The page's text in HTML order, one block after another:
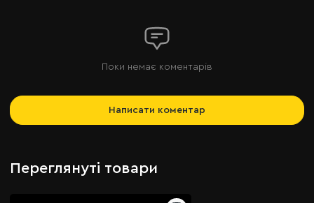
Поки немає коментарів
Написати коментар
Переглянуті товари